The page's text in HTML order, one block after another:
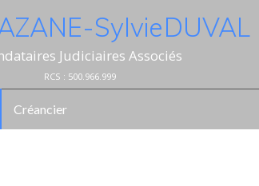
- Sylvie DUVAL
Judiciaires Associés
RCS : 500.966.999
Créancier